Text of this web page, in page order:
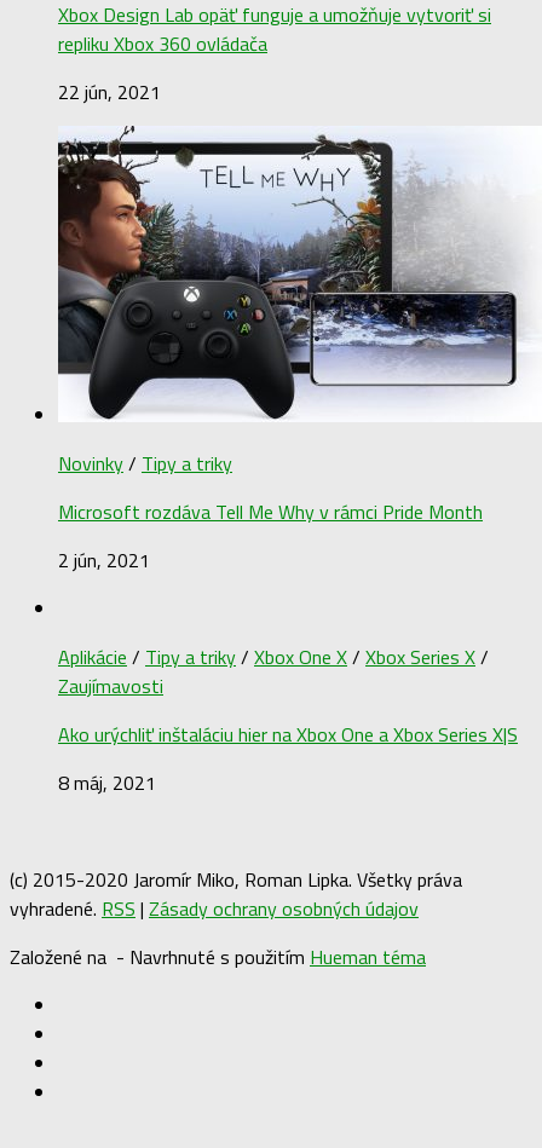
Xbox Design Lab opäť funguje a umožňuje vytvoriť si
repliku Xbox 360 ovládača
22 jún, 2021
Novinky/ Tipy a triky
Microsoft rozdáva Tell Me Why v rámci Pride Month
2 jún, 2021
Aplikácie / Tipy a triky/ Xbox One X/ Xbox Series X/
Zaujímavosti
Ako urýchliť inštaláciu hier na Xbox One a Xbox Series X|S
8 máj, 2021
(c) 2015-2020 Jaromír Miko, Roman Lipka. Všetky práva
vyhradené. RSS | Zásady ochrany osobných údajov
Založené na - Navrhnuté s použitím Hueman téma